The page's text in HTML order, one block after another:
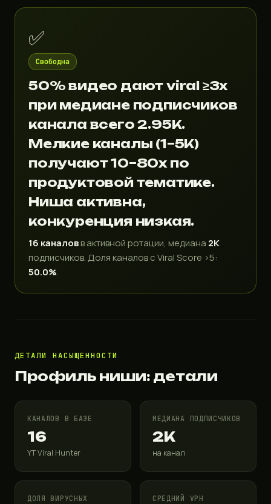
✅
Свободна
50% видео дают viral ≥3x
при медиане подписчиков
канала всего 2.95K.
Мелкие каналы (1–5K)
получают 10–80x по
продуктовой тематике.
Ниша активна,
конкуренция низкая.
16 каналовв активной ротации, медиана 2K
подписчиков. Доля каналов с Viral Score >5:
50.0%.
ДЕТАЛИ НАСЫЩЕННОСТИ
Профиль ниши: детали
КАНАЛОВ В БАЗЕ
16
YT Viral Hunter
МЕДИАНА ПОДПИСЧИКОВ
2K
на канал
ДОЛЯ ВИРУСНЫХ
СРЕДНИЙ VPH